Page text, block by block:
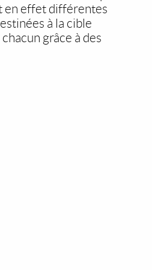
en effet différentes
à la cible
grâce à des